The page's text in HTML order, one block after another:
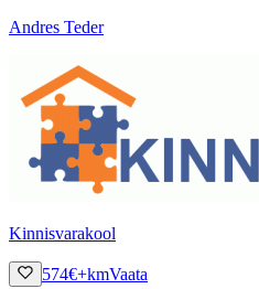
Andres Teder
Kinnisvarakool
574€+kmVaata